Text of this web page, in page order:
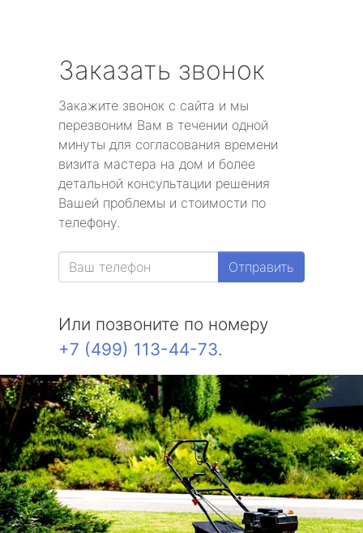
метро Театральная
метро Славянский бульвар
метро Университет
метро Текстильщики
метро Тульская
метро Тверская
метро Смоленская
метро Черкизовская
метро Таганская
метро Тургеневская
метро Тимирязевская
Заказать звонок
Закажите звонок с сайта и мы
перезвоним Вам в течении одной
минуты для согласования времени
визита мастера на дом и более
детальной консультации решения
Вашей проблемы и стоимости по
телефону.
Отправить
Или позвоните по номеру
+7 (499) 113-44-73.